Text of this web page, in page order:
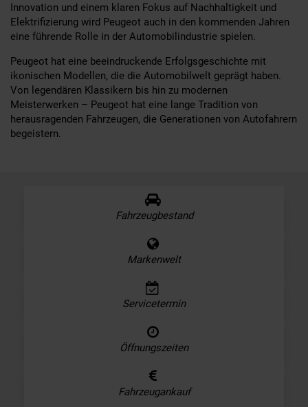
Innovation und einem klaren Fokus auf Nachhaltigkeit und
Elektrifizierung wird Peugeot auch in den kommenden Jahren
eine führende Rolle in der Automobilindustrie spielen.
Peugeot hat eine beeindruckende Erfolgsgeschichte mit
ikonischen Modellen, die die Automobilwelt geprägt haben.
Von legendären Klassikern bis hin zu modernen
Meisterwerken – Peugeot hat eine lange Tradition von
herausragenden Fahrzeugen, die Generationen von Autofahrern
begeistern.
Fahrzeugbestand
Markenwelt
Servicetermin
Öffnungszeiten
Fahrzeugankauf